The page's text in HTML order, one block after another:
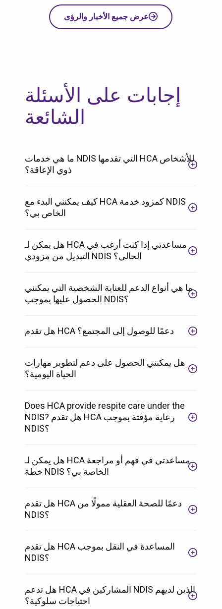
عرض جميع الأخبار والرؤى
إجابات على الأسئلة
الشائعة
ما هي خدمات NDIS التي تقدمها HCA للأشخاص
ذوي الإعاقة؟
كيف يمكنني البدء مع HCA كمزود خدمة NDIS
الخاص بي؟
هل يمكن لـ HCA مساعدتي إذا كنت أرغب في
التبديل من مزودي NDIS الحالي؟
ما هي أنواع الدعم للعناية الشخصية التي يمكنني
الحصول عليها بموجب NDIS؟
هل تقدم HCA دعمًا للوصول إلى المجتمع؟
هل يمكنني الحصول على دعم لتطوير مهارات
الحياة اليومية؟
Does HCA provide respite care under the
NDIS? هل تقدم HCA رعاية مؤقتة بموجب
NDIS؟
هل يمكن لـ HCA مساعدتي في فهم أو مراجعة
خطة NDIS الخاصة بي؟
هل تقدم HCA دعمًا للصحة العقلية ممولًا من
NDIS؟
هل تقدم HCA المساعدة في النقل بموجب
NDIS؟
هل تدعم HCA المشاركين في NDIS الذين لديهم
احتياجات سلوكية؟